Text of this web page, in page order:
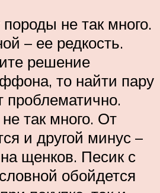
не так много.
– ее редкость.
решение
то найти пару
проблематично.
так много. От
и другой минус –
щенков. Песик с
обойдется